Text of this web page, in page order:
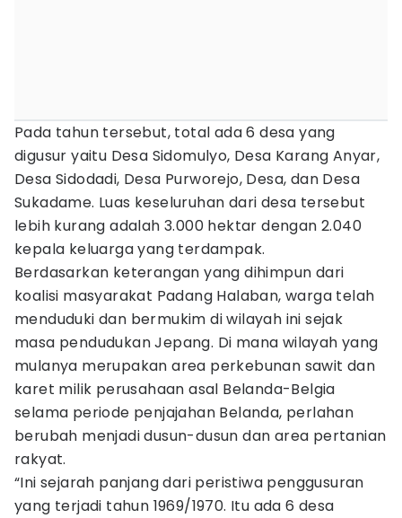
Pada tahun tersebut, total ada 6 desa yang
digusur yaitu Desa Sidomulyo, Desa Karang Anyar,
Desa Sidodadi, Desa Purworejo, Desa, dan Desa
Sukadame. Luas keseluruhan dari desa tersebut
lebih kurang adalah 3.000 hektar dengan 2.040
kepala keluarga yang terdampak.
Berdasarkan keterangan yang dihimpun dari
koalisi masyarakat Padang Halaban, warga telah
menduduki dan bermukim di wilayah ini sejak
masa pendudukan Jepang. Di mana wilayah yang
mulanya merupakan area perkebunan sawit dan
karet milik perusahaan asal Belanda-Belgia
selama periode penjajahan Belanda, perlahan
berubah menjadi dusun-dusun dan area pertanian
rakyat.
“Ini sejarah panjang dari peristiwa penggusuran
yang terjadi tahun 1969/1970. Itu ada 6 desa